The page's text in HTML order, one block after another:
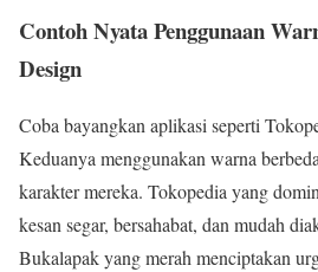
Contoh Nyata Penggunaan
Design
Coba bayangkan aplikasi seperti
Keduanya menggunakan warna
karakter mereka. Tokopedia yang
kesan segar, bersahabat, dan mudah
Bukalapak yang merah menciptakan